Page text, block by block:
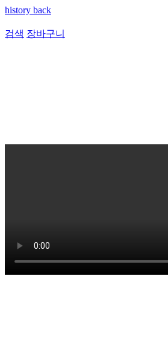
history back
검색 장바구니